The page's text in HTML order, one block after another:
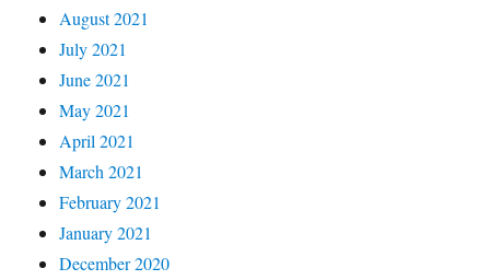
August 2021
July 2021
June 2021
May 2021
April 2021
March 2021
February 2021
January 2021
December 2020